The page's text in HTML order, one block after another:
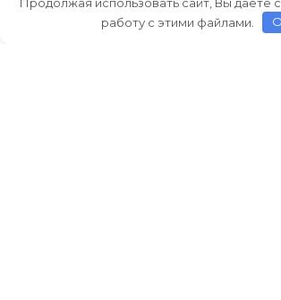
работу с этими файлами.